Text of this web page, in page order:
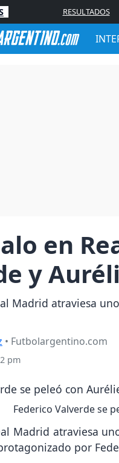
RESULTADOS
en
y
Madrid atraviesa
• Futbolargentino.com
pm
Federico Valverde se
Madrid atraviesa
por